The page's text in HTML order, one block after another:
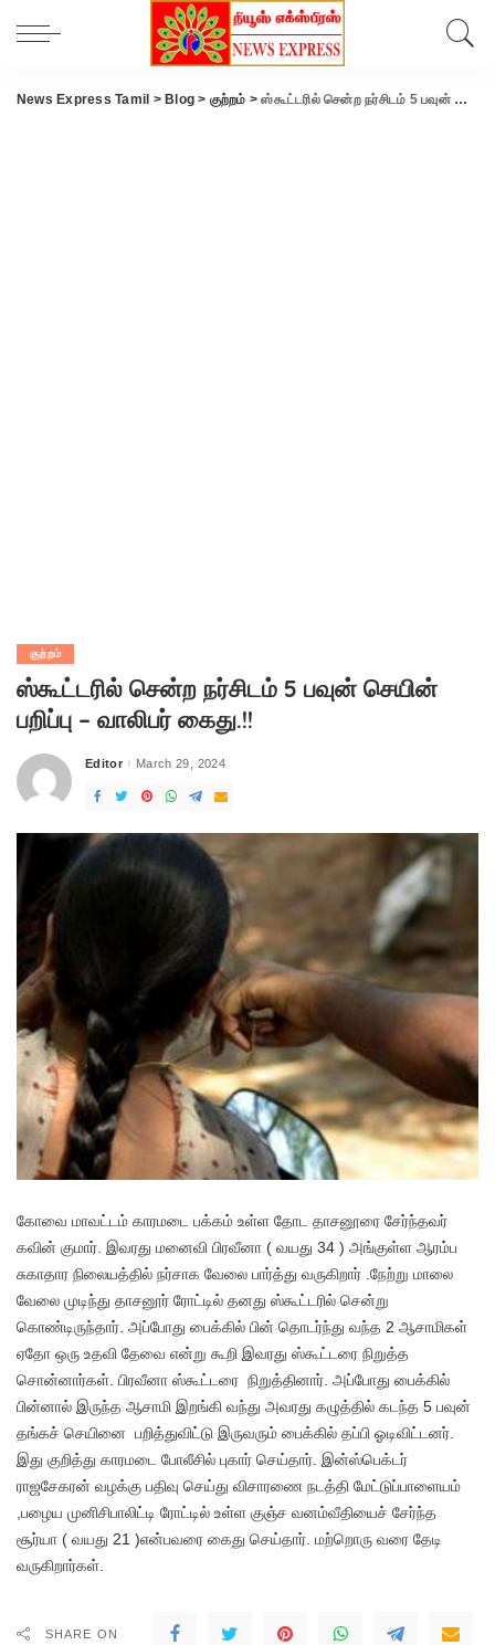
News Express Tamil > Blog > குற்றம் >ஸ்கூட்டரில் சென்ற நர்சிடம் 5 பவுன் செயின் பறிப்பு – வாலிபர் கைது.!!
குற்றம்
ஸ்கூட்டரில் சென்ற நர்சிடம் 5 பவுன் செயின்
பறிப்பு – வாலிபர் கைது.!!
Posted
Editor March 29, 2024
கோவை மாவட்டம் காரமடை பக்கம் உள்ள தோட தாசனூரை சேர்ந்தவர்
கவின் குமார். இவரது மனைவி பிரவீனா ( வயது 34 ) அங்குள்ள ஆரம்ப
சுகாதார நிலையத்தில் நர்சாக வேலை பார்த்து வருகிறார் .நேற்று மாலை
வேலை முடிந்து தாசனூர் ரோட்டில் தனது ஸ்கூட்டரில் சென்று
கொண்டிருந்தார். அப்போது பைக்கில் பின் தொடர்ந்து வந்த 2 ஆசாமிகள்
ஏதோ ஒரு உதவி தேவை என்று கூறி இவரது ஸ்கூட்டரை நிறுத்த
சொன்னார்கள். பிரவீனா ஸ்கூட்டரை நிறுத்தினார். அப்போது பைக்கில்
பின்னால் இருந்த ஆசாமி இறங்கி வந்து அவரது கழுத்தில் கடந்த 5 பவுன்
தங்கச் செயினை பறித்துவிட்டு இருவரும் பைக்கில் தப்பி ஓடிவிட்டனர்.
இது குறித்து காரமடை போலீசில் புகார் செய்தார். இன்ஸ்பெக்டர்
ராஜசேகரன் வழக்கு பதிவு செய்து விசாரணை நடத்தி மேட்டுப்பாளையம்
,பழைய முனிசிபாலிட்டி ரோட்டில் உள்ள குஞ்ச வனம்வீதியைச் சேர்ந்த
சூர்யா ( வயது 21 )என்பவரை கைது செய்தார். மற்றொரு வரை தேடி
வருகிறார்கள்.
SHARE ON